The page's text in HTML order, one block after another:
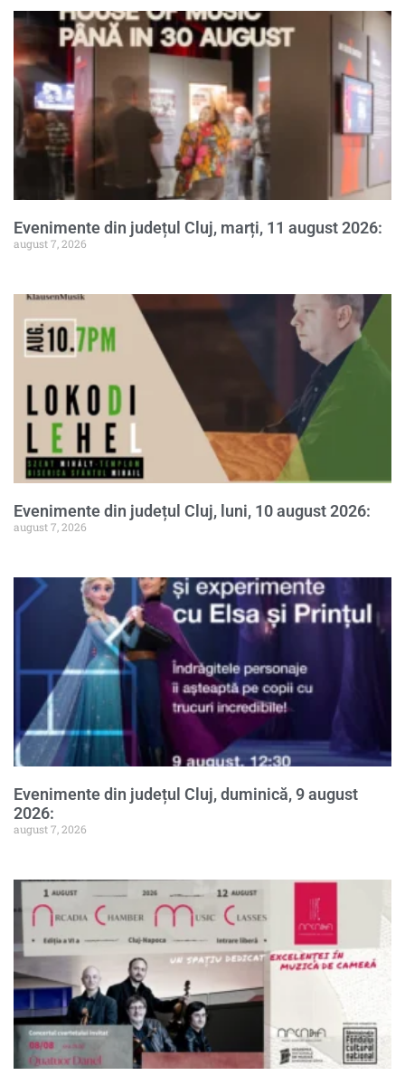
Evenimente din județul Cluj, marți, 11 august 2026:
august 7, 2026
Evenimente din județul Cluj, luni, 10 august 2026:
august 7, 2026
Evenimente din județul Cluj, duminică, 9 august
2026:
august 7, 2026